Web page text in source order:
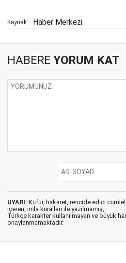
Kaynak: Haber Merkezi
HABERE YORUM KAT
UYARI: Küfür, hakaret, rencide edici
içeren, imla kuralları ile yazılmamış,
Türkçe karakter kullanılmayan ve büyük
onaylanmamaktadır.